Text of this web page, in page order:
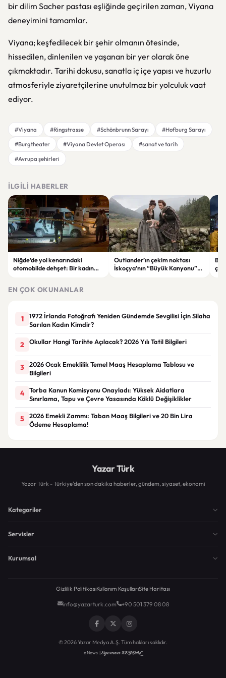
bir dilim Sacher pastası eşliğinde geçirilen zaman, Viyana
deneyimini tamamlar.
Viyana; keşfedilecek bir şehir olmanın ötesinde,
hissedilen, dinlenilen ve yaşanan bir yer olarak öne
çıkmaktadır. Tarihi dokusu, sanatla iç içe yapısı ve huzurlu
atmosferiyle ziyaretçilerine unutulmaz bir yolculuk vaat
ediyor.
#Viyana #Ringstrasse #Schönbrunn Sarayı
#Hofburg Sarayı
#Burgtheater
#Viyana Devlet Operası
#sanat ve tarih
#Avrupa şehirleri
İLGILI HABERLER
Niğde’de yol kenarındaki
otomobilde dehşet: Bir kadın
Outlander’ın çekim noktası
İskoçya’nın “Büyük Kanyonu”
EN ÇOK OKUNANLAR
1
1972 İrlanda Fotoğrafı Yeniden Gündemde Sevgilisi İçin Silaha
Sarılan Kadın Kimdir?
2 Okullar Hangi Tarihte Açılacak? 2026 Yılı Tatil Bilgileri
3
2026 Ocak Emeklilik Temel Maaş Hesaplama Tablosu ve
Bilgileri
4
Torba Kanun Komisyonu Onayladı: Yüksek Aidatlara
Sınırlama, Tapu ve Çevre Yasasında Köklü Değişiklikler
5
2026 Emekli Zammı: Taban Maaş Bilgileri ve 20 Bin Lira
Ödeme Hesaplama!
Yazar Türk
Yazar Türk - Türkiye'den son dakika haberler, gündem, siyaset, ekonomi
Kategoriler
Servisler
Kurumsal
Gizlilik PolitikasıKullanım KoşullarıSite Haritası
info@yazarturk.com +90 501 379 08 08
© 2026 Yazar Medya A.Ş. Tüm hakları saklıdır.
eNews |Egemen KEYDAL